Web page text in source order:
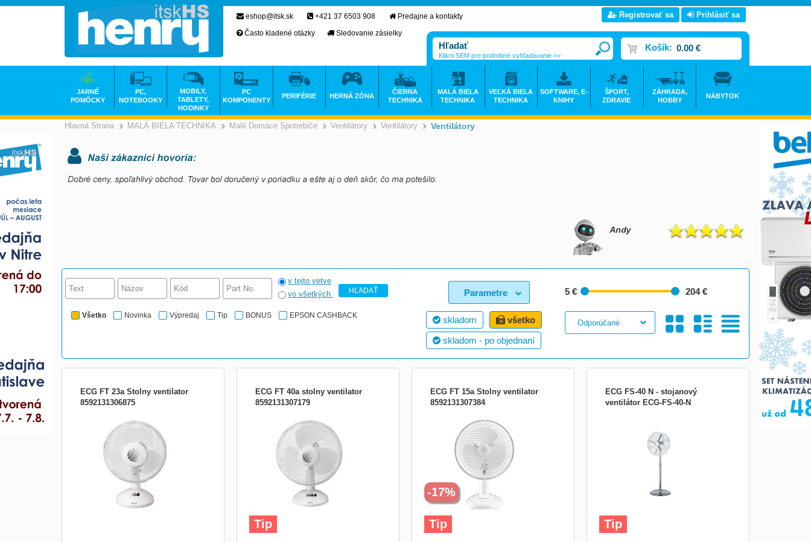
Hlavná Strana >
MALÁ BIELA TECHNIKA >
Malé Domáce Spotrebiče >
Ventilátory >
Ventilátory >Ventilátory
5 € 204 €
skladom
všetko
skladom - po objednaní
Parametre
v tejto vetve
vo všetkých
HĽADAŤ
Všetko Novinka Výpredaj Tip BONUS EPSON CASHBACK
ECG FT 23a Stolny ventilator
8592131306875
průměr 23 cm, 2 rychlosti, otočná hlava,
sklopný a nastavitelný úhel kmitání,
bezpečnostní mřížka, velmi tichý chod,
příkon 30 W
ECG FT 40a stolny ventilator
8592131307179
průměr 40 cm, 3 rychlosti, otočná hlava,
sklopný a nastavitelný úhel kmitání,
bezpečnostní mřížka, velmi tichý chod,
příkon 50 W, 58.3 dB Základný ventilátor
ECG FT 40a s priemerom 40 cm vám
spríjemní prežitie horúcich dní v interiéri.
Je vybavený otoč
Tip
ECG FT 15a Stolny ventilator
8592131307384
průměr 15 cm, 2 rychlosti, otočná hlava,
sklopný a nastavitelný úhel kmitání,
bezpečnostní mřížka, velmi tichý chod,
příkon 20 W
Tip
-17%
ECG FS-40 N - stojanový
ventilátor ECG-FS-40-N
nastavitelná výška, krížový stabilný
podstavec, bezpečnostná mriežka, príkon
35 W, chrómové prevedenie Stojanový
ventilátor ECG FS 40 Nv modernom
nerezovom dizajne vhodný d
Tip
eshop@itsk.sk +421 37 6503 908
Predajne a kontakty
Často kladené otázky
Sledovanie zásielky
Registrovať sa Prihlásiť sa
Košík: 0.00 €
Klikni SEM pre podrobné vyhľadávanie >>
JARNÉ
POMÔCKY
PC,
NOTEBOOKY
MOBILY,
TABLETY,
HODINKY
PC
KOMPONENTY
PERIFÉRIE HERNÁ ZÓNA
ČIERNA
TECHNIKA
MALÁ BIELA
TECHNIKA
VEĽKÁ BIELA
TECHNIKA
SOFTWARE, E-
KNIHY
ŠPORT,
ZDRAVIE
ZÁHRADA,
HOBBY
NÁBYTOK